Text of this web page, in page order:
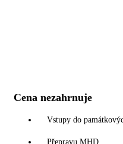
Cena nezahrnuje
Vstupy do
Přepravu MHD